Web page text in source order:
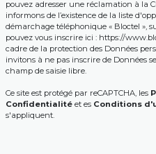
pouvez adresser une réclamation à la
informons de l’existence de la liste
démarchage téléphonique « Bloctel »,
pouvez vous inscrire ici : https://
cadre de la protection des Données
invitons à ne pas inscrire de Données
champ de saisie libre.
Ce site est protégé par reCAPTCHA, les
Confidentialitéet es Conditions
s'appliquent.